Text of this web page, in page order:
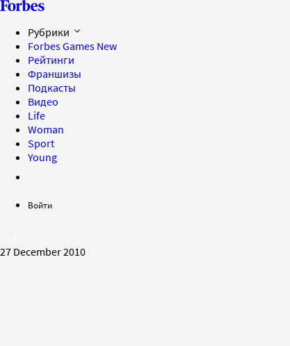
Рубрики
Forbes Games New
Рейтинги
Франшизы
Подкасты
Видео
Life
Woman
Sport
Young
Войти
27 December 2010